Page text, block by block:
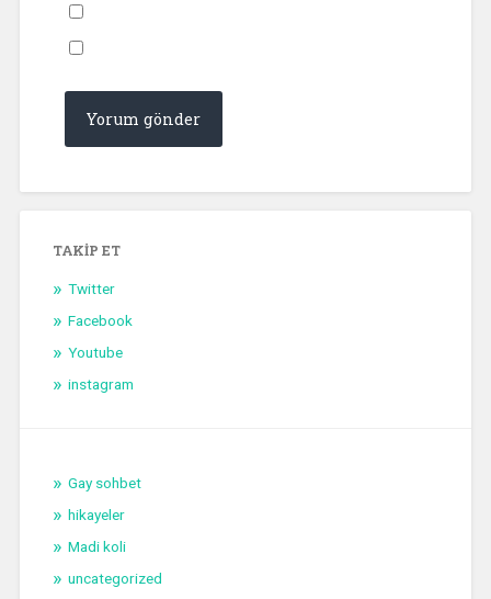
TAKIP ET
Twitter
Facebook
Youtube
instagram
Gay sohbet
hikayeler
Madi koli
uncategorized